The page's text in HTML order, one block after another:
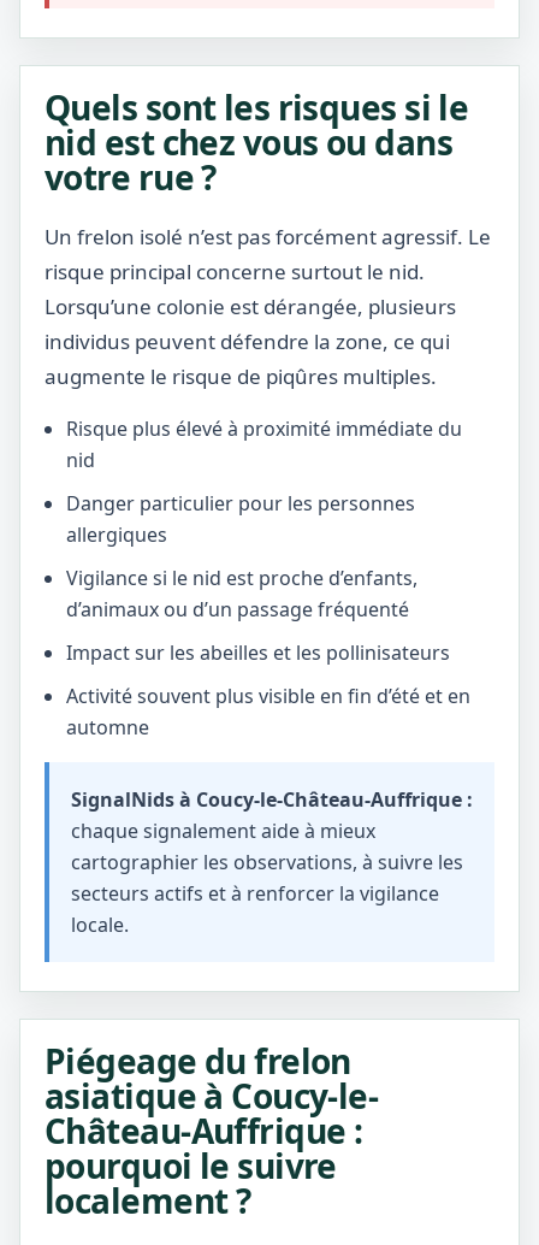
Quels sont les risques si le
nid est chez vous ou dans
votre rue ?
Un frelon isolé n’est pas forcément agressif. Le
risque principal concerne surtout le nid.
Lorsqu’une colonie est dérangée, plusieurs
individus peuvent défendre la zone, ce qui
augmente le risque de piqûres multiples.
Risque plus élevé à proximité immédiate du
nid
Danger particulier pour les personnes
allergiques
Vigilance si le nid est proche d’enfants,
d’animaux ou d’un passage fréquenté
Impact sur les abeilles et les pollinisateurs
Activité souvent plus visible en fin d’été et en
automne
SignalNids à Coucy-le-Château-Auffrique :
chaque signalement aide à mieux
cartographier les observations, à suivre les
secteurs actifs et à renforcer la vigilance
locale.
Piégeage du frelon
asiatique à Coucy-le-
Château-Auffrique :
pourquoi le suivre
localement ?